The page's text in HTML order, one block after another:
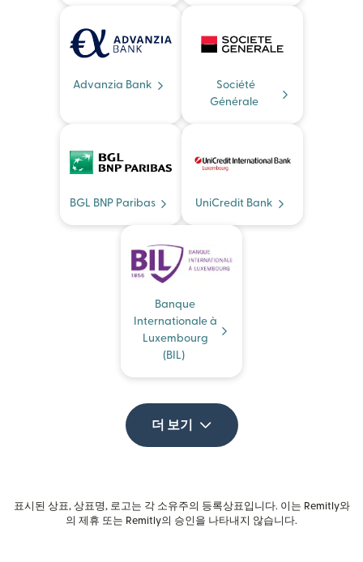
Advanzia Bank
Société
Générale
BGL BNP Paribas UniCredit Bank
Banque
Internationale à
Luxembourg
(BIL)
더 보기
표시된 상표, 상표명, 로고는 각 소유주의 등록상표입니다. 이는 Remitly와
의 제휴 또는 Remitly의 승인을 나타내지 않습니다.